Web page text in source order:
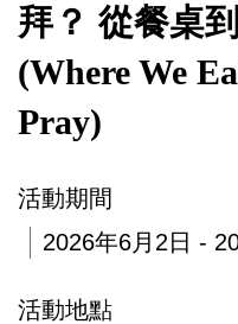
拜？ 從餐桌
(Where We
Pray)
活動期間
2026年6月2日 -
活動地點